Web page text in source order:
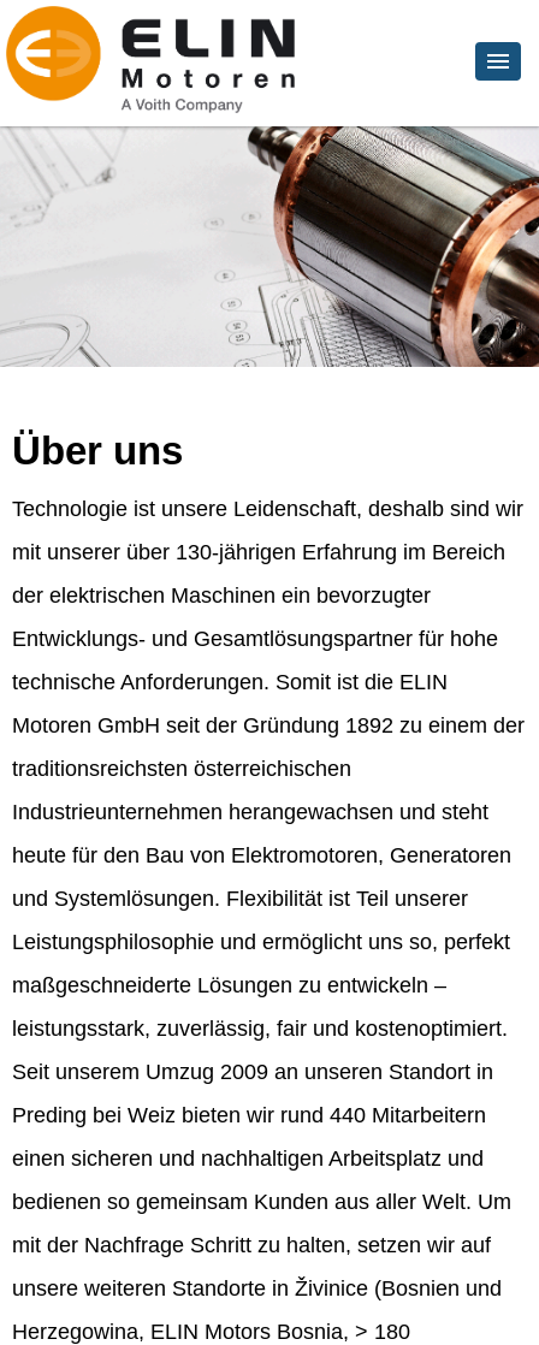
Über uns
Technologie ist unsere Leidenschaft, deshalb sind wir
mit unserer über 130-jährigen Erfahrung im Bereich
der elektrischen Maschinen ein bevorzugter
Entwicklungs- und Gesamtlösungspartner für hohe
technische Anforderungen. Somit ist die ELIN
Motoren GmbH seit der Gründung 1892 zu einem der
traditionsreichsten österreichischen
Industrieunternehmen herangewachsen und steht
heute für den Bau von Elektromotoren, Generatoren
und Systemlösungen. Flexibilität ist Teil unserer
Leistungsphilosophie und ermöglicht uns so, perfekt
maßgeschneiderte Lösungen zu entwickeln –
leistungsstark, zuverlässig, fair und kostenoptimiert.
Seit unserem Umzug 2009 an unseren Standort in
Preding bei Weiz bieten wir rund 440 Mitarbeitern
einen sicheren und nachhaltigen Arbeitsplatz und
bedienen so gemeinsam Kunden aus aller Welt. Um
mit der Nachfrage Schritt zu halten, setzen wir auf
unsere weiteren Standorte in Živinice (Bosnien und
Herzegowina, ELIN Motors Bosnia, > 180